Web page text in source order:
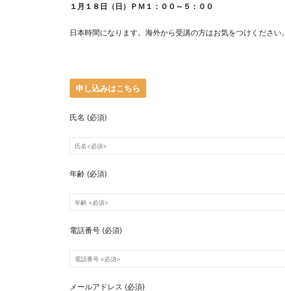
１月１８日（日）ＰＭ１：００～５：００
日本時間になります。海外から受講の方はお気をつけください。
申し込みはこちら
氏名 (必須)
年齢 (必須)
電話番号 (必須)
メールアドレス (必須)